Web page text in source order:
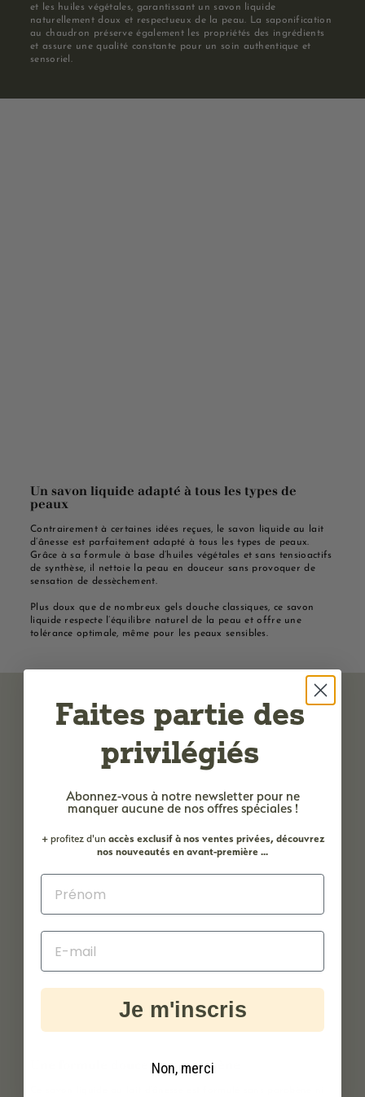
et les huiles végétales, garantissant un savon liquide
naturellement doux et respectueux de la peau. La saponification
au chaudron préserve également les propriétés des ingrédients
et assure une qualité constante pour un soin authentique et
sensoriel.
Un savon liquide adapté à tous les types de
peaux
Contrairement à certaines idées reçues, le savon liquide au lait
d’ânesse est parfaitement adapté à tous les types de peaux.
Grâce à sa formule à base d’huiles végétales et sans tensioactifs
de synthèse, il nettoie la peau en douceur sans provoquer de
sensation de dessèchement.
Plus doux que de nombreux gels douche classiques, ce savon
liquide respecte l’équilibre naturel de la peau et offre une
tolérance optimale, même pour les peaux sensibles.
Une formule douce sans parabène
Faites partie des
privilégiés
Abonnez-vous à notre newsletter pour ne
manquer aucune de nos offres spéciales !
+ profitez d'un accès exclusif à nos ventes privées, découvrez
nos nouveautés en avant-première ...
Je m'inscris
Non, merci